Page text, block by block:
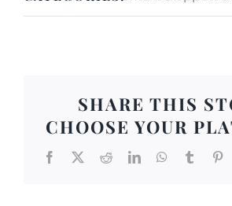
SHARE THIS
CHOOSE YOUR
Facebook
X RedditLinkedInWhatsApp
Tumblr